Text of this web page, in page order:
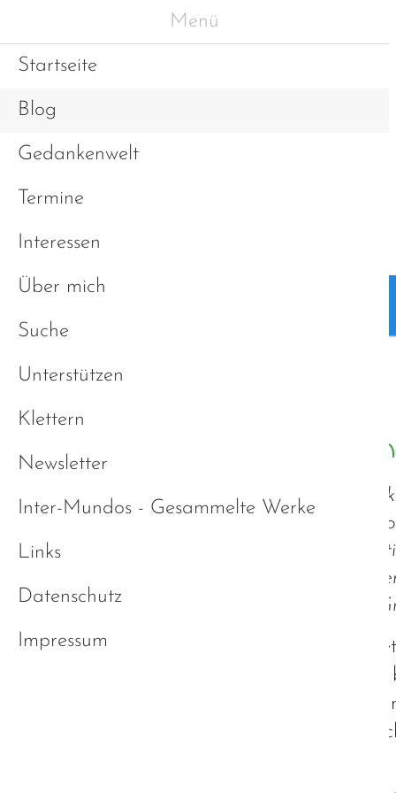
Hochfunktional =
Wir Autisten im hochfunktionalen
unterscheidet sind nicht die Defizite,
können. Aber genau diese
Defizite weniger ausgeprägt. Doch
sogar geringer - erscheinen, sind im
Wenn Defizite von Autisten
sie auf die Außenwelt wirken. Dies
da hier die Fähigkeiten meist völlig
Funktionalität beachtet wird - bei
Menü
Startseite
Blog
Gedankenwelt
Termine
Interessen
Über mich
Suche
Unterstützen
Klettern
Newsletter
Inter-Mundos - Gesammelte Werke
Links
Datenschutz
Impressum